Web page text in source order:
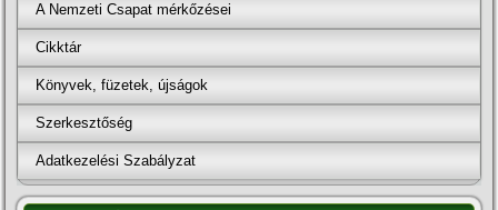
A Nemzeti Csapat mérkőzései
Cikktár
Könyvek, füzetek, újságok
Szerkesztőség
Adatkezelési Szabályzat